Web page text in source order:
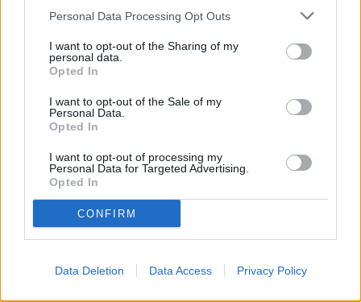
Personal Data Processing Opt Outs
I want to opt-out of the Sharing of my
personal data.
Opted In
I want to opt-out of the Sale of my
Personal Data.
Opted In
I want to opt-out of processing my
Personal Data for Targeted Advertising.
Opted In
CONFIRM
Data Deletion Data Access Privacy Policy
NEXT ARTICLE
neatenție al mamei sale
PREVIOUS ARTICLE
Wizz Air lansează noua rută Suceava - Viena